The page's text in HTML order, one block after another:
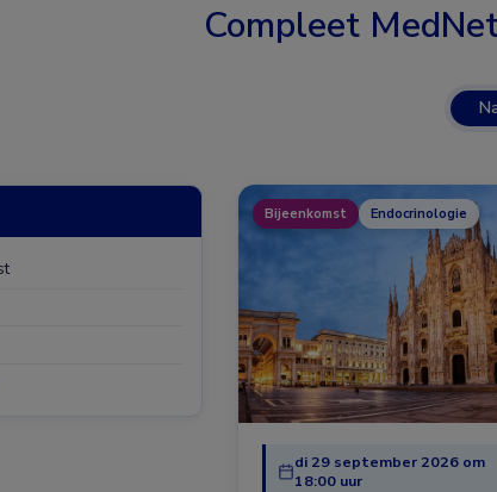
Compleet
Bijeenkomst Endocrinologie
di 29 september 2026 om
18:00 uur